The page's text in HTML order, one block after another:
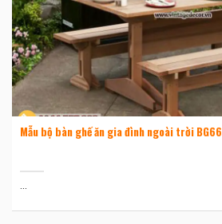
Mẫu bộ bàn ghế ăn gia đình ngoài trời BG66
...